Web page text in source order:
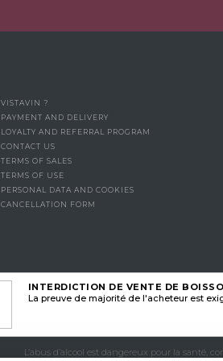
VISTAVIN ?
PAYMENT AND DELIVERY
LOYALTY AND REFERRAL PROGRAM
CONTACT US
TERMS OF SALES
TERMS OF USE
PERSONAL DATA AND COOKIES
CANCELLATION FORM
INTERDICTION DE VENTE DE
La preuve de majorité de l'acheteur est
L’abus d’alcool est dangereux pour la santé,